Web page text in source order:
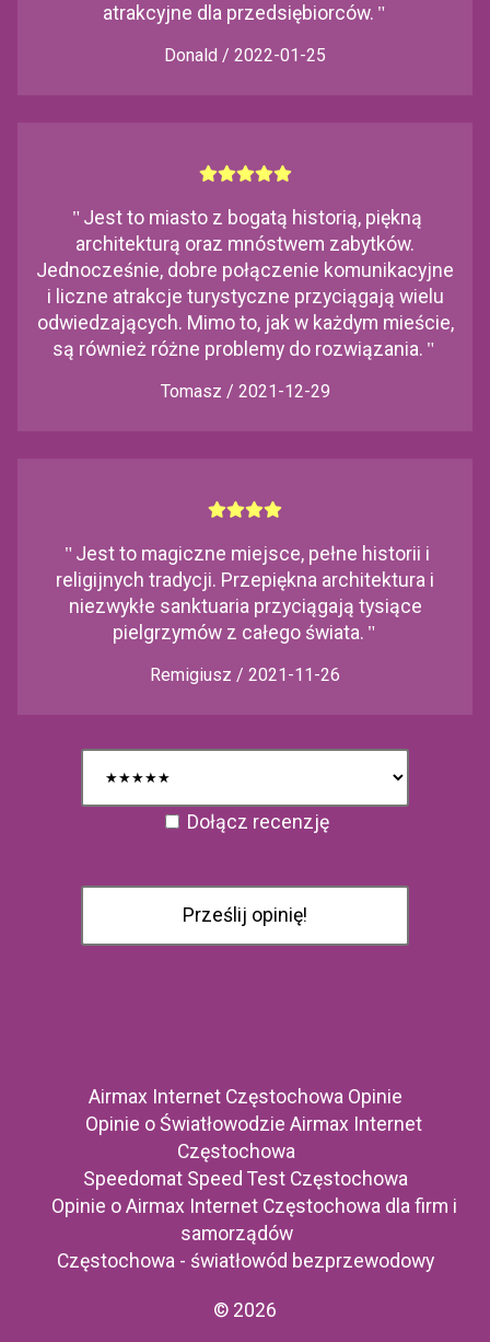
atrakcyjne dla przedsiębiorców. "
Donald / 2022-01-25
" Jest to miasto z bogatą historią, piękną
architekturą oraz mnóstwem zabytków.
Jednocześnie, dobre połączenie komunikacyjne
i liczne atrakcje turystyczne przyciągają wielu
odwiedzających. Mimo to, jak w każdym mieście,
są również różne problemy do rozwiązania. "
Tomasz / 2021-12-29
" Jest to magiczne miejsce, pełne historii i
religijnych tradycji. Przepiękna architektura i
niezwykłe sanktuaria przyciągają tysiące
pielgrzymów z całego świata. "
Remigiusz / 2021-11-26
Dołącz recenzję
Airmax Internet Częstochowa Opinie
Opinie o Światłowodzie Airmax Internet
Częstochowa
Speedomat Speed Test Częstochowa
Opinie o Airmax Internet Częstochowa dla firm i
samorządów
Częstochowa - światłowód bezprzewodowy
© 2026